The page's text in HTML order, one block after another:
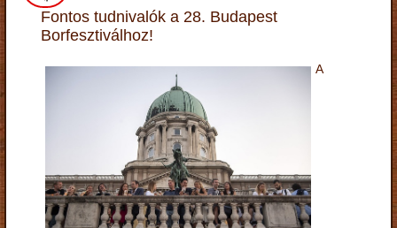
Fontos tudnivalók a 28. Budapest
Borfesztiválhoz!
A